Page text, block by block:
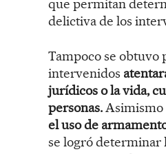
que permitan
delictiva de los
Tampoco se obtuvo
intervenidos
jurídicos o la vida,
personas. Asimismo
el uso de
se logró determinar